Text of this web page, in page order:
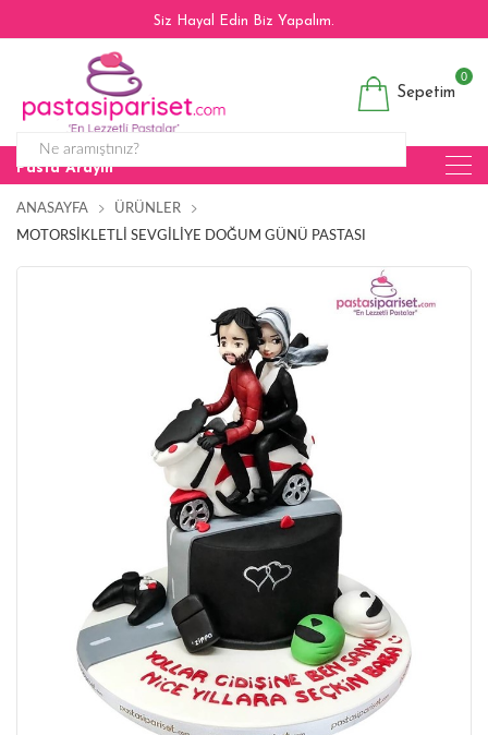
Siz Hayal Edin Biz Yapalım.
Sepetim
0
Pasta Arayın
ANASAYFA
ÜRÜNLER
MOTORSIKLETLI SEVGILIYE DOĞUM GÜNÜ PASTASI